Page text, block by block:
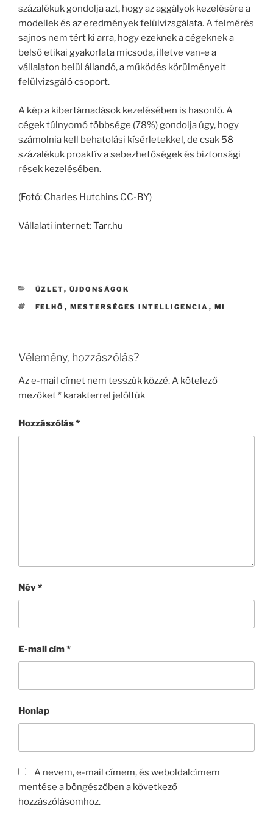
százalékuk gondolja azt, hogy az aggályok kezelésére a
modellek és az eredmények felülvizsgálata. A felmérés
sajnos nem tért ki arra, hogy ezeknek a cégeknek a
belső etikai gyakorlata micsoda, illetve van-e a
vállalaton belül állandó, a működés körülményeit
felülvizsgáló csoport.
A kép a kibertámadások kezelésében is hasonló. A
cégek túlnyomó többsége (78%) gondolja úgy, hogy
számolnia kell behatolási kísérletekkel, de csak 58
százalékuk proaktív a sebezhetőségek és biztonsági
rések kezelésében.
(Fotó: Charles Hutchins CC-BY)
Vállalati internet:Tarr.hu
KATEGÓRIÁK
ÜZLET, ÚJDONSÁGOK
CÍMKÉK
FELHŐ , MESTERSÉGES INTELLIGENCIA , MI
Vélemény, hozzászólás?
Az e-mail címet nem tesszük közzé.A kötelező
mezőket* karakterrel jelöltük
Hozzászólás*
Név*
E-mail cím*
Honlap
A nevem, e-mail címem, és weboldalcímem
mentése a böngészőben a következő
hozzászólásomhoz.